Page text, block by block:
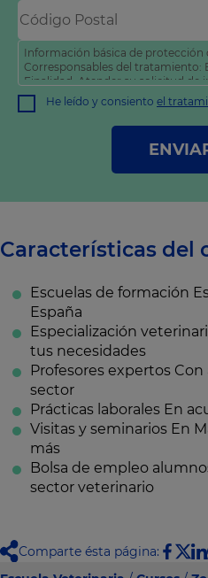
Información básica de protección
Corresponsables del tratamiento:
Finalidad: Atender su solicitud de
comercial
Derechos: Puede acceder,
como otros derechos tal y como
He leído y consiento el
Características del
Escuelas de formación
España
Especialización
tus necesidades
Profesores expertos Con
sector
Prácticas laborales En
Visitas y seminarios En
más
Bolsa de empleo
sector veterinario
Comparte ésta página: